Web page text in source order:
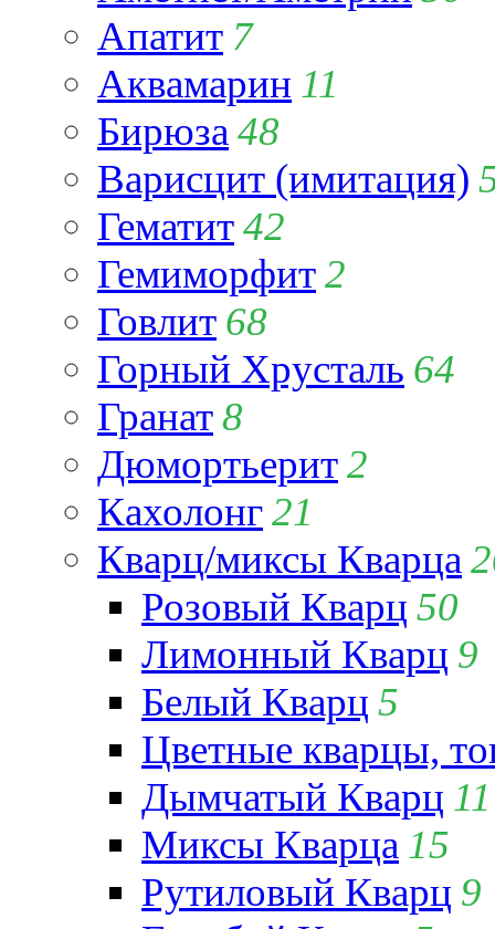
Апатит 7
Аквамарин 11
Бирюза 48
Варисцит (имитация)
Гематит42
Гемиморфит2
Говлит 68
Горный Хрусталь 64
Гранат8
Дюмортьерит2
Кахолонг21
Кварц/миксы Кварца
Розовый Кварц 50
Лимонный Кварц 9
Белый Кварц 5
Цветные кварцы,
Дымчатый Кварц 11
Миксы Кварца 15
Рутиловый Кварц 9